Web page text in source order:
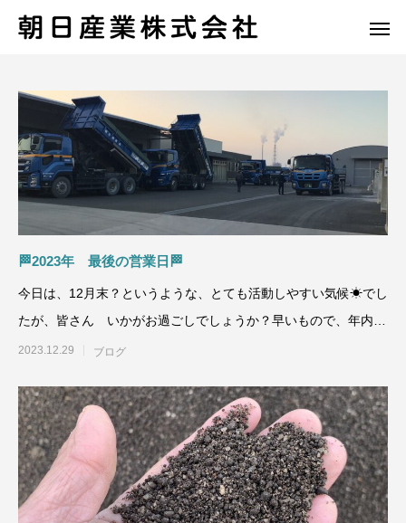
🏁2023年 最後の営業日🏁
今日は、12月末？というような、とても活動しやすい気候☀でし
たが、皆さん いかがお過ごしでしょうか？早いもので、年内も
あとわずかになりま
2023.12.29 ブログ